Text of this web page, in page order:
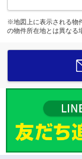
※地図上に表示される物
の物件所在地とは異なる